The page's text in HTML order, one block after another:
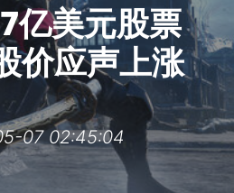
亿美元股票
价应声上涨
07 02:45:04